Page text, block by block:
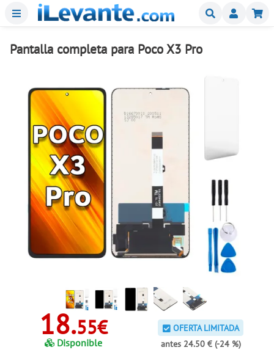
Menu Buscar
Pantalla completa para Poco X3 Pro
18.55€
Disponible
OFERTA LIMITADA
antes 24.50 € (-24 %)